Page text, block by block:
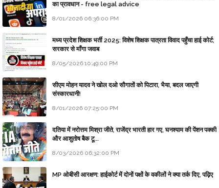
का प्रावधान - free legal advice
8/01/2026 06:36:00 PM
मध्य प्रदेश शिक्षक भर्ती 2025: विशेष शिक्षक पात्रता विवाद पहुँचा हाई कोर्ट;
सरकार से माँगा जवाब
8/05/2026 10:49:00 PM
सीएम मोहन यादव ने खोल दओ सौगातों को पिटारा, भैया, बदल जाएगी
संस्कारधानी!
8/01/2026 07:25:00 PM
दतिया में नरोत्तम मिश्रा जीते, राजेंद्र भारती हार गए, घनश्याम की पेंशन पक्की
और आशुतोष बैक टू...
8/03/2026 06:32:00 PM
MP ओबीसी आरक्षण: हाईकोर्ट में दोनों पक्षों के वकीलों ने क्या तर्क दिए, पढ़िए